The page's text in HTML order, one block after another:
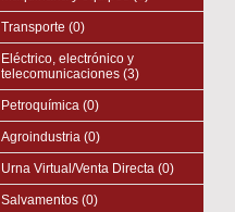
Transporte (0)
Eléctrico, electrónico y
telecomunicaciones (3)
Petroquímica (0)
Agroindustria (0)
Urna Virtual/Venta Directa (0)
Salvamentos (0)